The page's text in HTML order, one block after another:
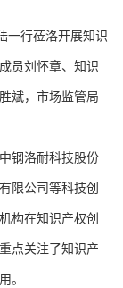
一行莅洛开展知识
员刘怀章、知识
斌，市场监管局
钢洛耐科技股份
限公司等科技创
构在知识产权创
点关注了知识产
。